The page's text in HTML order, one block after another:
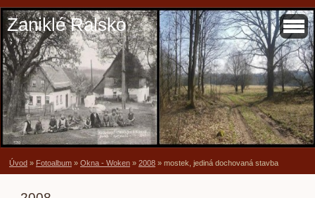
Zaniklé Ralsko
Úvod » Fotoalbum » Okna - Woken » 2008 » mostek, jediná dochovaná stavba